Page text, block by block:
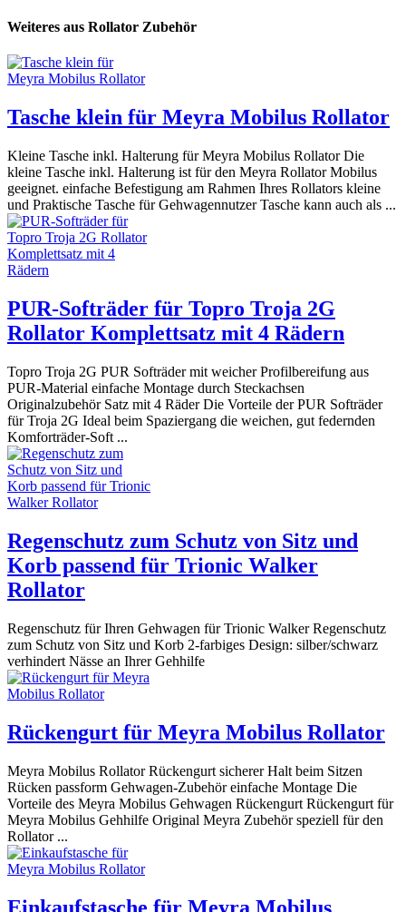
Weiteres aus Rollator Zubehör
Tasche klein für Meyra Mobilus Rollator
Kleine Tasche inkl. Halterung für Meyra Mobilus Rollator Die
kleine Tasche inkl. Halterung ist für den Meyra Rollator Mobilus
geeignet. einfache Befestigung am Rahmen Ihres Rollators kleine
und Praktische Tasche für Gehwagennutzer Tasche kann auch als ...
PUR-Softräder für Topro Troja 2G
Rollator Komplettsatz mit 4 Rädern
Topro Troja 2G PUR Softräder mit weicher Profilbereifung aus
PUR-Material einfache Montage durch Steckachsen
Originalzubehör Satz mit 4 Räder Die Vorteile der PUR Softräder
für Troja 2G Ideal beim Spaziergang die weichen, gut federnden
Komforträder-Soft ...
Regenschutz zum Schutz von Sitz und
Korb passend für Trionic Walker
Rollator
Regenschutz für Ihren Gehwagen für Trionic Walker Regenschutz
zum Schutz von Sitz und Korb 2-farbiges Design: silber/schwarz
verhindert Nässe an Ihrer Gehhilfe
Rückengurt für Meyra Mobilus Rollator
Meyra Mobilus Rollator Rückengurt sicherer Halt beim Sitzen
Rücken passform Gehwagen-Zubehör einfache Montage Die
Vorteile des Meyra Mobilus Gehwagen Rückengurt Rückengurt für
Meyra Mobilus Gehhilfe Original Meyra Zubehör speziell für den
Rollator ...
Einkaufstasche für Meyra Mobilus